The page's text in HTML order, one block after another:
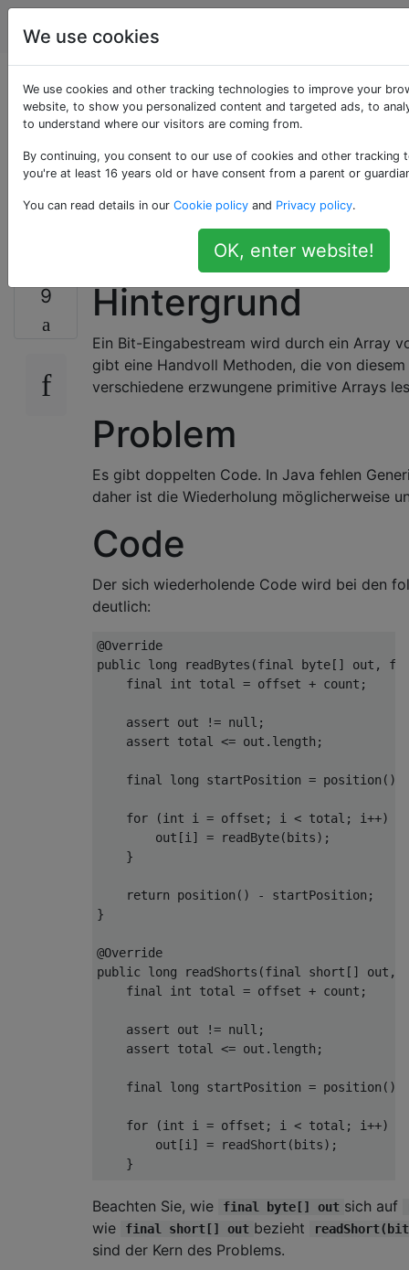
Programmierung
Wie vermeide ich
doppelten Code in
Bezug auf primitive
9 Hintergrund
Ein Bit-Eingabestream wird durch ein Array
gibt eine Handvoll Methoden, die von
verschiedene erzwungene primitive Arrays
Problem
Es gibt doppelten Code. In Java fehlen
daher ist die Wiederholung möglicherweise
Code
Der sich wiederholende Code wird bei den
deutlich:
@Override
public
long readBytes (final byte[] out ,
final
int total = offset + count ;
assert out != null ;
assert total <= out . length ;
final long startPosition = position ();
for (int i = offset ; i < total ; i++)
        out
[i ] = readByte(bits);
}
return position () - startPosition ;
}
@Override
public
long readShorts (final short [] out ,
final
int total = offset + count ;
assert out != null ;
assert total <= out . length ;
final long startPosition = position ();
for (int i = offset ; i < total ; i++)
        out
[i ] = readShort (bits);
}
return position() startPosition;
Beachten Sie, wie final byte[] out sich auf
wie final short[] out bezieht
sind der Kern des Problems.
We use cookies
We use cookies and other tracking technologies to improve your
website, to show you personalized content and targeted ads, to
to understand where our visitors are coming from.
By continuing, you consent to our use of cookies and other tracking
you're at least 16 years old or have consent from a parent or
You can read details in our Cookie policy and Privacy policy.
OK, enter website!